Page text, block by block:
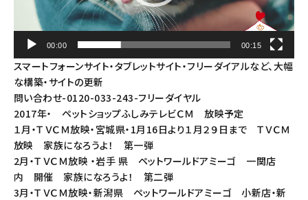
00:00 00:15
スマートフォーンサイト・タブレットサイト・フリーダイアルなど、大幅
な構築・サイトの更新
問い合わせ-0120-033-243-フリーダイヤル
2017年・ ペットショップふしみテレビＣＭ 放映予定
１月・ＴＶＣＭ放映・宮城県・1月16日より１月２９日まで ＴＶＣＭ
放映 家族になろうよ！ 第一弾
2月・ＴＶＣＭ放映 ・岩手 県 ペットワールドアミーゴ 一関店
内 開催 家族になろうよ！ 第二弾
3月・ＴＶＣＭ放映・新潟県 ペットワールドアミーゴ 小新店・新